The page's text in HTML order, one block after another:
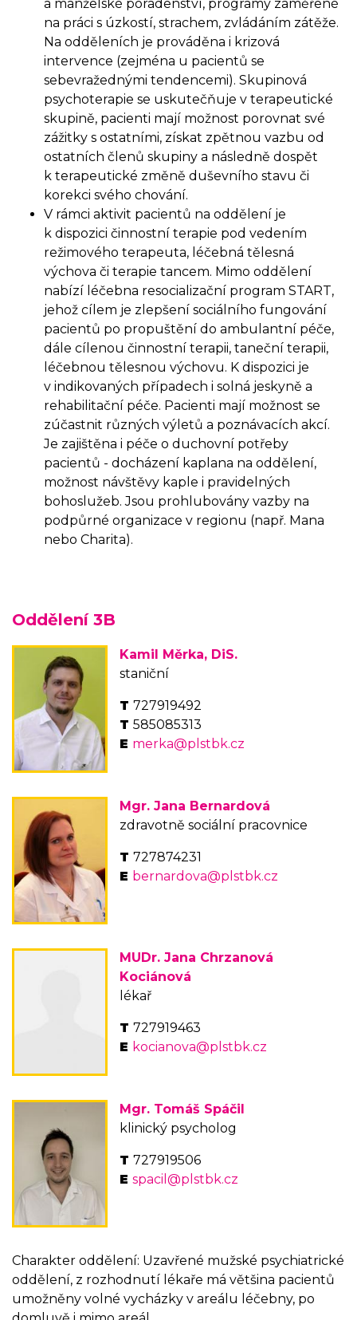
a manželské poradenství, programy zaměřené
na práci s úzkostí, strachem, zvládáním zátěže.
Na odděleních je prováděna i krizová
intervence (zejména u pacientů se
sebevražednými tendencemi). Skupinová
psychoterapie se uskutečňuje v terapeutické
skupině, pacienti mají možnost porovnat své
zážitky s ostatními, získat zpětnou vazbu od
ostatních členů skupiny a následně dospět
k terapeutické změně duševního stavu či
korekci svého chování.
V rámci aktivit pacientů na oddělení je
k dispozici činnostní terapie pod vedením
režimového terapeuta, léčebná tělesná
výchova či terapie tancem. Mimo oddělení
nabízí léčebna resocializační program START,
jehož cílem je zlepšení sociálního fungování
pacientů po propuštění do ambulantní péče,
dále cílenou činnostní terapii, taneční terapii,
léčebnou tělesnou výchovu. K dispozici je
v indikovaných případech i solná jeskyně a
rehabilitační péče. Pacienti mají možnost se
zúčastnit různých výletů a poznávacích akcí.
Je zajištěna i péče o duchovní potřeby
pacientů - docházení kaplana na oddělení,
možnost návštěvy kaple i pravidelných
bohoslužeb. Jsou prohlubovány vazby na
podpůrné organizace v regionu (např. Mana
nebo Charita).
Oddělení 3B
Kamil Měrka, DiS.
staniční
727919492
585085313
merka@plstbk.cz
Mgr. Jana Bernardová
zdravotně sociální pracovnice
727874231
bernardova@plstbk.cz
MUDr. Jana Chrzanová
Kociánová
lékař
727919463
kocianova@plstbk.cz
Mgr. Tomáš Spáčil
klinický psycholog
727919506
spacil@plstbk.cz
Charakter oddělení: Uzavřené mužské psychiatrické
oddělení, z rozhodnutí lékaře má většina pacientů
umožněny volné vycházky v areálu léčebny, po